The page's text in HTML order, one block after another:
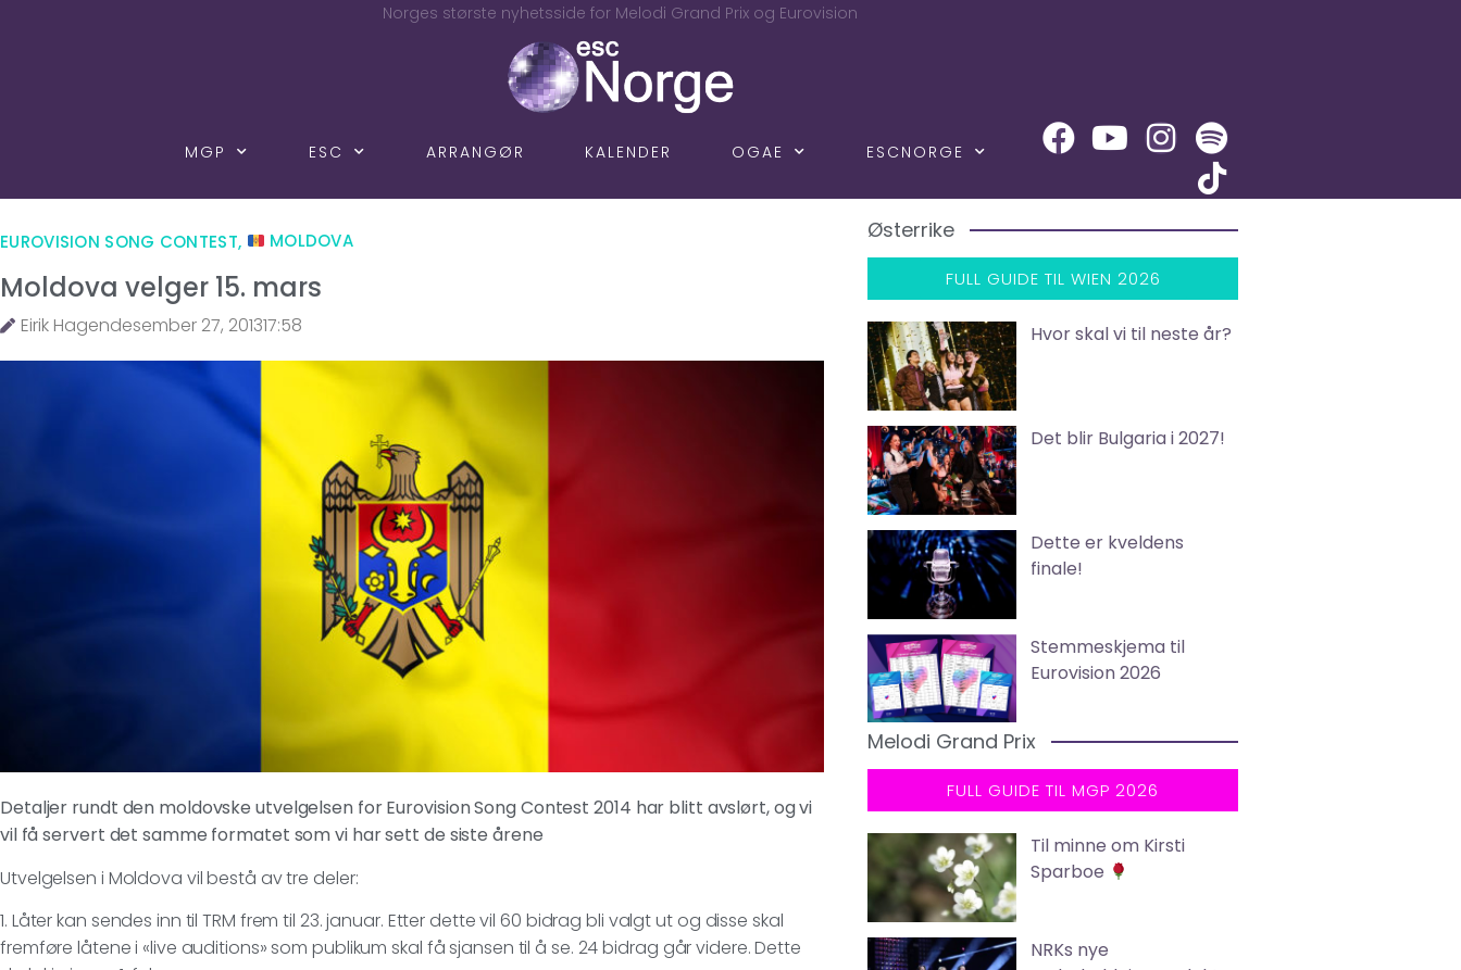
Norges største nyhetsside for Melodi Grand Prix og Eurovision
MGP ESC ARRANGØR KALENDER OGAE ESCNORGE
EUROVISION SONG CONTEST, MOLDOVA
Moldova velger 15. mars
Eirik Hagendesember 27, 201317:58
Detaljer rundt den moldovske utvelgelsen for Eurovision Song Contest 2014 har blitt avslørt, og vi
vil få servert det samme formatet som vi har sett de siste årene
Utvelgelsen i Moldova vil bestå av tre deler:
1. Låter kan sendes inn til TRM frem til 23. januar. Etter dette vil 60 bidrag bli valgt ut og disse skal
fremføre låtene i «live auditions» som publikum skal få sjansen til å se. 24 bidrag går videre. Dette
Østerrike
FULL GUIDE TIL WIEN 2026
Hvor skal vi til neste år?
Det blir Bulgaria i 2027!
Dette er kveldens
finale!
Stemmeskjema til
Eurovision 2026
Melodi Grand Prix
FULL GUIDE TIL MGP 2026
Til minne om Kirsti
Sparboe
NRKs nye